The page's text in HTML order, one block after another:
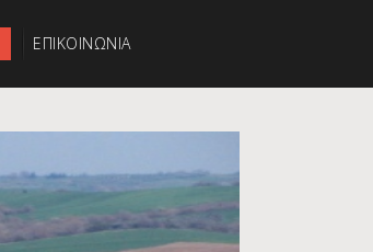
ΕΠΙΚΟΙΝΩΝΙΑ